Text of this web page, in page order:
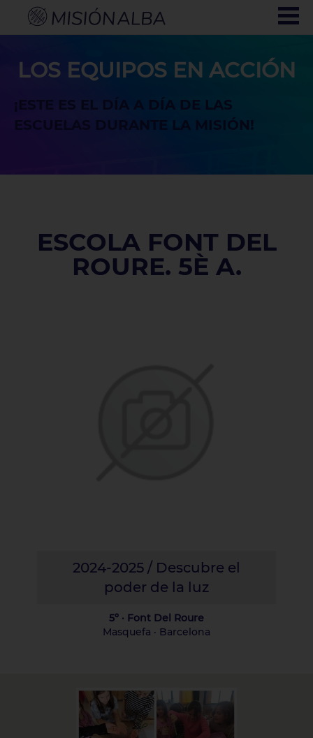
LOS EQUIPOS EN ACCIÓN
¡ESTE ES EL DÍA A DÍA DE LAS
ESCUELAS DURANTE LA MISIÓN!
ESCOLA FONT DEL
ROURE. 5È A.
2024-2025 / Descubre el
poder de la luz
5º · Font Del Roure
Masquefa · Barcelona